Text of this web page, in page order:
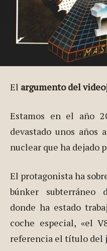
El argumento del
Estamos en el año
devastado unos años
nuclear que ha dejado
El protagonista ha
búnker subterráneo
donde ha estado
coche especial, «el
referencia el título del